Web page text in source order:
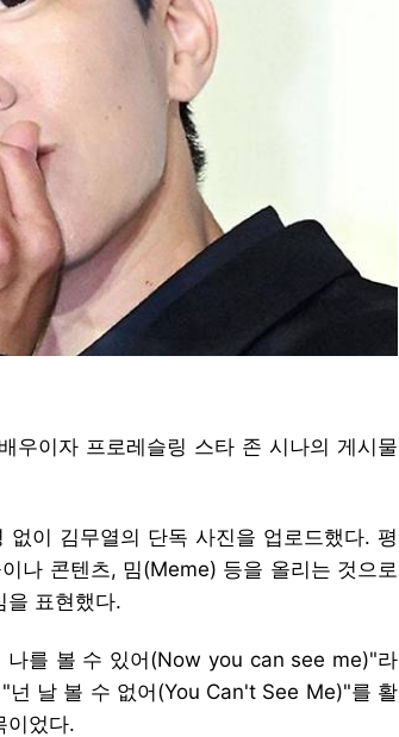
우이자 프로레슬링 스타 존 시나의 게시물
이 김무열의 단독 사진을 업로드했다. 평
나 콘텐츠, 밈(Meme) 등을 올리는 것으로
을 표현했다.
나를 볼 수 있어(Now you can see me)"라
넌 날 볼 수 없어(You Can't See Me)"를 활
이었다.